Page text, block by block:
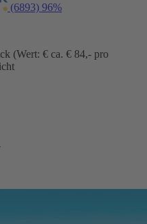
(6893) 96%
(Wert: € ca. € 84,- pro